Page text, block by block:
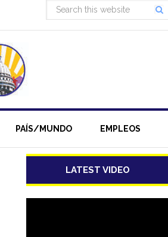
PAÍS/MUNDO EMPLEOS
LATEST VIDEO